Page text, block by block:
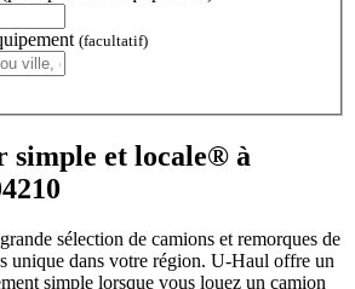
(facultatif)
simple et locale® à
sélection de camions et remorques de
unique dans votre région. U-Haul offre un
simple lorsque vous louez un camion